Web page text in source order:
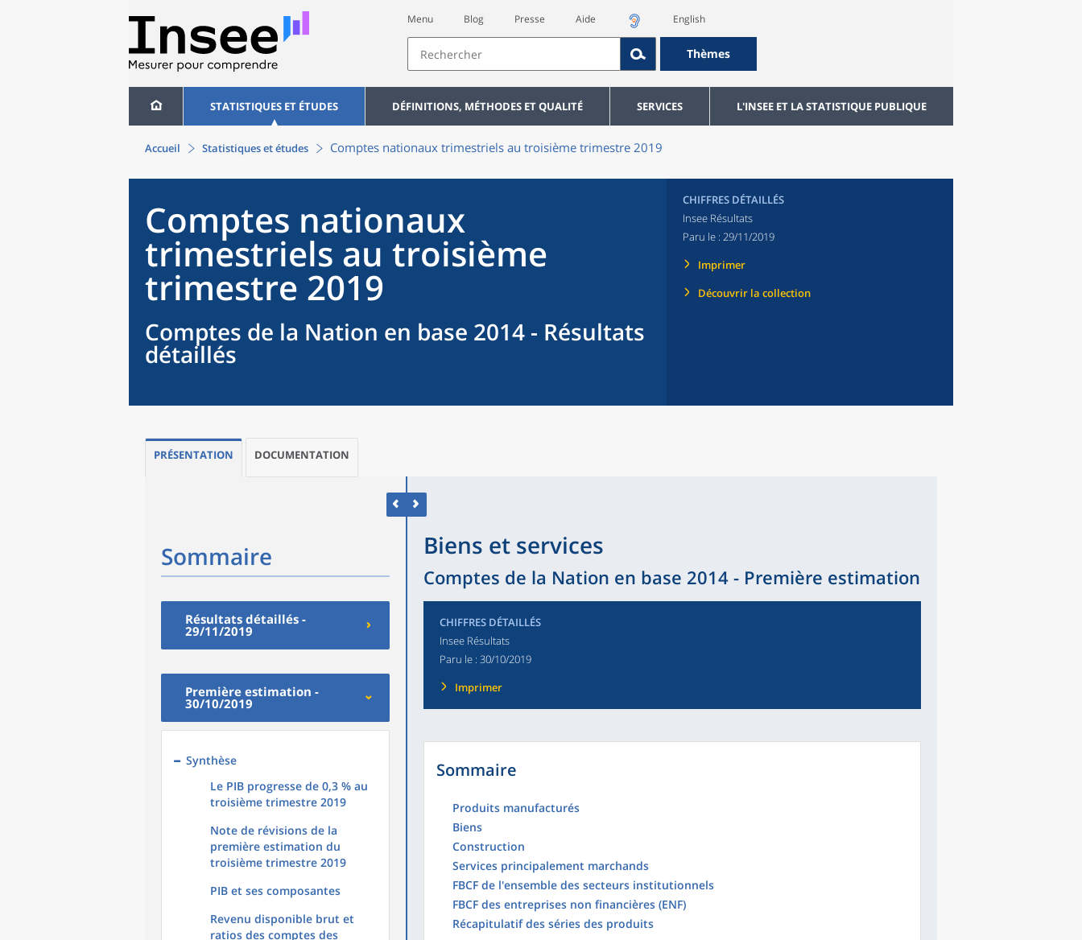
Menu Blog Presse Aide English
Thèmes
STATISTIQUES ET ÉTUDES DÉFINITIONS, MÉTHODES ET QUALITÉ SERVICES L'INSEE ET LA STATISTIQUE PUBLIQUE
Accueil Statistiques et études Comptes nationaux trimestriels au troisième trimestre 2019
Comptes nationaux
trimestriels au troisième
trimestre 2019
Comptes de la Nation en base 2014 - Résultats
détaillés
CHIFFRES DÉTAILLÉS
Insee Résultats
Paru le : 29/11/2019
Imprimer
Découvrir la collection
PRÉSENTATION DOCUMENTATION
Sommaire
Résultats détaillés -
29/11/2019
Première estimation -
30/10/2019
Synthèse
Le PIB progresse de 0,3 % au
troisième trimestre 2019
Note de révisions de la
première estimation du
troisième trimestre 2019
PIB et ses composantes
Revenu disponible brut et
ratios des comptes des
Biens et services
Comptes de la Nation en base 2014 - Première estimation
CHIFFRES DÉTAILLÉS
Insee Résultats
Paru le : 30/10/2019
Imprimer
Sommaire
Produits manufacturés
Biens
Construction
Services principalement marchands
FBCF de l'ensemble des secteurs institutionnels
FBCF des entreprises non financières (ENF)
Récapitulatif des séries des produits